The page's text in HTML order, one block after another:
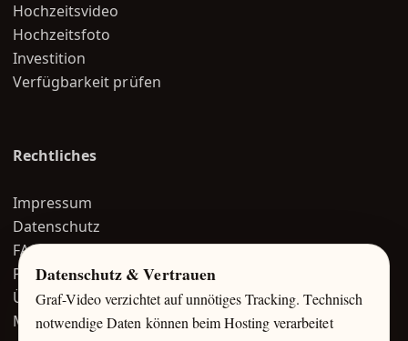
Hochzeitsvideo
Hochzeitsfoto
Investition
Verfügbarkeit prüfen
Rechtliches
Impressum
Datenschutz
FAQ
Portfolio
Über mich
Magazin
Datenschutz & Vertrauen
Graf-Video verzichtet auf unnötiges Tracking. Technisch
notwendige Daten können beim Hosting verarbeitet